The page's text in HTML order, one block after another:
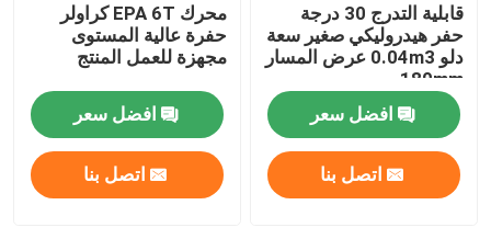
قابلية التدرج 30 درجة
حفر هيدروليكي صغير سعة
دلو 0.04m3 عرض المسار
180mm
افضل سعر
اتصل بنا
محرك EPA 6T كراولر
حفرة عالية المستوى
مجهزة للعمل المنتج
افضل سعر
اتصل بنا